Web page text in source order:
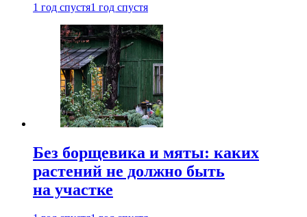
1 год спустя1 год спустя
Без борщевика и мяты: каких
растений не должно быть
на участке